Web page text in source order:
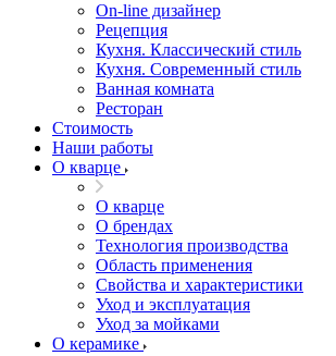
On-line дизайнер
Рецепция
Кухня. Классический стиль
Кухня. Современный стиль
Ванная комната
Ресторан
Стоимость
Наши работы
О кварце
О кварце
О брендах
Технология производства
Область применения
Свойства и характеристики
Уход и эксплуатация
Уход за мойками
О керамике